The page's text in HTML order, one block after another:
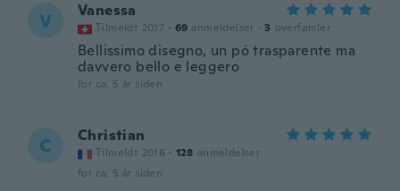
V Vanessa
Tilmeldt 2017 · 69 anmeldelser · 3 overførsler
Bellissimo disegno, un pó trasparente ma
davvero bello e leggero
for ca. 5 år siden
C Christian
Tilmeldt 2016 · 128 anmeldelser
for ca. 5 år siden